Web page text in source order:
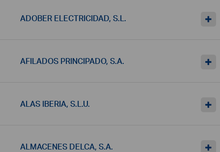
ADOBER ELECTRICIDAD, S.L.
AFILADOS PRINCIPADO, S.A.
ALAS IBERIA, S.L.U.
ALMACENES DELCA, S.A.